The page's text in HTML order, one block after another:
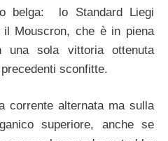
belga: lo Standard Liegi
Mouscron, che è in piena
una sola vittoria ottenuta
sconfitte.
corrente alternata ma sulla
superiore, anche se